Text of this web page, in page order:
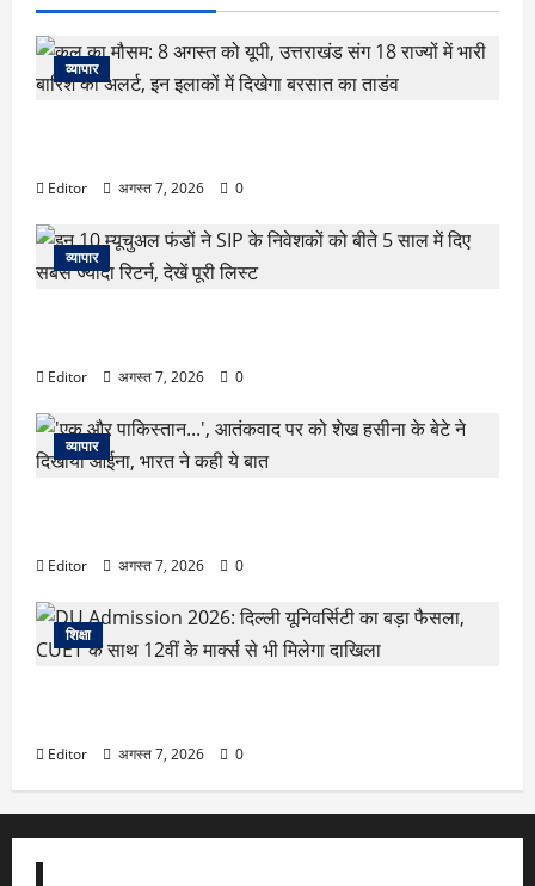
व्यापार
Editor अगस्त 7, 2026 0
व्यापार
Editor अगस्त 7, 2026 0
व्यापार
Editor अगस्त 7, 2026 0
शिक्षा
Editor अगस्त 7, 2026 0